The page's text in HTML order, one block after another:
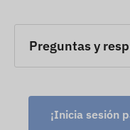
Preguntas y
¡Inicia sesión